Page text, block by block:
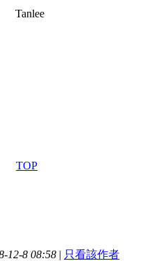
Tanlee
TOP
12-8 08:58 | 只看該作者